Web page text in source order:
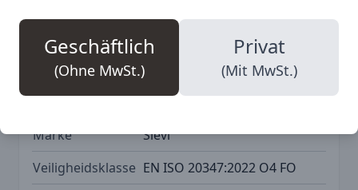
Geschäftlich
(Ohne MwSt.)
Privat
(Mit MwSt.)
More Information
Marke
Sievi
Veiligheidsklasse EN ISO 20347:2022 O4 FO